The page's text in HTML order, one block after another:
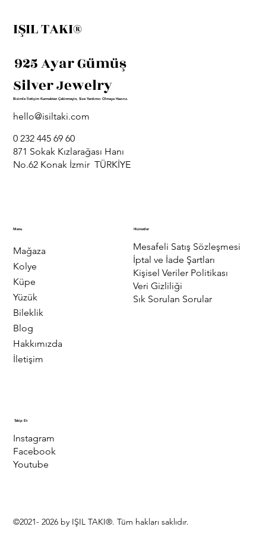
IŞIL TAKI®
925 Ayar Gümüş
Silver Jewelry
Bizimle İletişim Kurmaktan Çekinmeyin, Size Yardımcı Olmaya Hazırız.
hello@isiltaki.com
0 232 445 69 60
871 Sokak Kızlarağası Hanı
No.62 Konak İzmir TÜRKİYE
Menu
Mağaza
Kolye
Küpe
Yüzük
Bileklik
Blog
Hakkımızda
İletişim
Hizmetler
Mesafeli Satış Sözleşmesi
İptal ve İade Şartları
Kişisel Veriler Politikası
Veri Gizliliği
Sık Sorulan Sorular
Takip Et
Instagram
Facebook
Youtube
©2021- 2026 by IŞIL TAKI®. Tüm hakları saklıdır.